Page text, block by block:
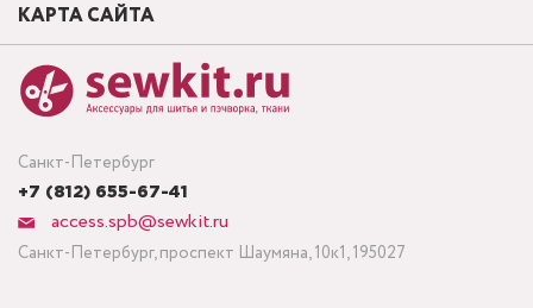
Санкт-Петербург
+7 (812) 655-67-41
access.spb@sewkit.ru
Санкт-Петербург, проспект Шаумяна, 10к1, 195027
КАРТА САЙТА